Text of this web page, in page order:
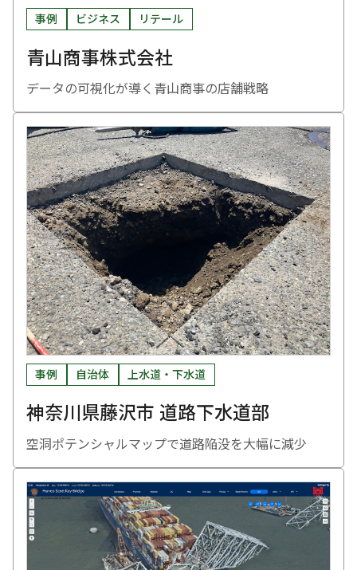
事例 ビジネス リテール
青山商事株式会社
データの可視化が導く青山商事の店舗戦略
事例 自治体 上水道・下水道
神奈川県藤沢市 道路下水道部
空洞ポテンシャルマップで道路陥没を大幅に減少